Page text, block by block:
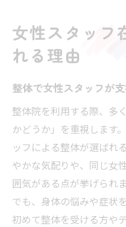
女性スタッフ
れる理由
整体で女性スタッフが
整体院を利用する際、多
かどうか」を重視します
ッフによる整体が選ばれ
やかな気配りや、同じ女
囲気がある点が挙げられ
でも、身体の悩みや症状
初めて整体を受ける方や